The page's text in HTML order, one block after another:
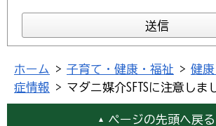
ホーム > 子育て・健康・福祉 > 健
症情報 > マダニ媒介SFTSに注意しま
ページの先頭へ戻る